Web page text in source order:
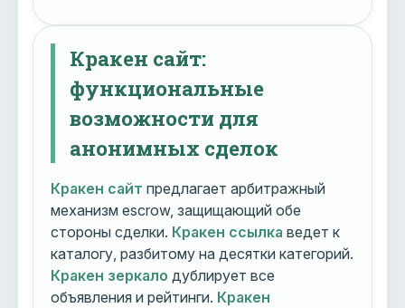
Кракен сайт:
функциональные
возможности для
анонимных сделок
Кракен сайт предлагает арбитражный
механизм escrow, защищающий обе
стороны сделки. Кракен ссылка ведет к
каталогу, разбитому на десятки категорий.
Кракен зеркало дублирует все
объявления и рейтинги. Кракен